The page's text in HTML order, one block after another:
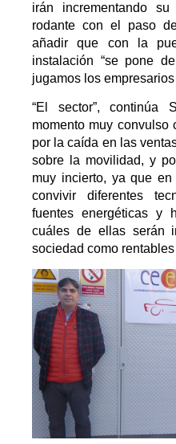
irán incrementando
rodante con el paso
añadir que con la
instalación “se pone
jugamos los
“El sector”, continúa
momento muy convulso
por la caída en las
sobre la movilidad, y
muy incierto, ya que
convivir diferentes
fuentes energéticas y
cuáles de ellas serán
sociedad como rentables